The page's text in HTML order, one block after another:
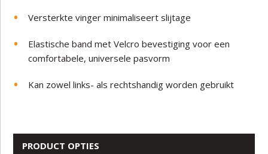
Versterkte vinger minimaliseert slijtage
Elastische band met Velcro bevestiging voor een
comfortabele, universele pasvorm
Kan zowel links- als rechtshandig worden gebruikt
PRODUCT OPTIES